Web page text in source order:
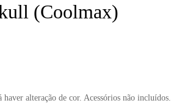
(Coolmax)
alteração de cor. Acessórios não